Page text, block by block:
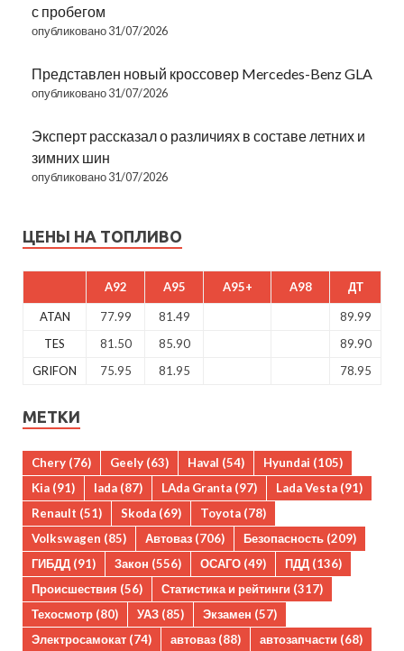
с пробегом
опубликовано 31/07/2026
Представлен новый кроссовер Mercedes-Benz GLA
опубликовано 31/07/2026
Эксперт рассказал о различиях в составе летних и
зимних шин
опубликовано 31/07/2026
ЦЕНЫ НА ТОПЛИВО
A92 A95 A95+ A98 ДТ
ATAN 77.99 81.49
89.99
TES
81.50 85.90
89.90
GRIFON
75.95 81.95 78.95
МЕТКИ
Chery (76) Geely (63) Haval (54) Hyundai (105)
Kia (91) lada (87) LAda Granta (97) Lada Vesta (91)
Renault (51) Skoda (69) Toyota (78)
Volkswagen (85) Автоваз (706) Безопасность (209)
ГИБДД (91) Закон (556) ОСАГО (49) ПДД (136)
Происшествия (56) Статистика и рейтинги (317)
Техосмотр (80) УАЗ (85) Экзамен (57)
Электросамокат (74) автоваз (88) автозапчасти (68)